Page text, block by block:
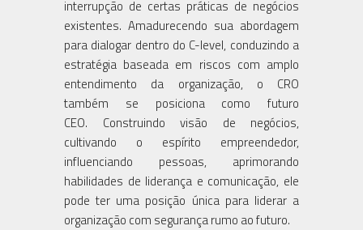
interrupção de certas práticas de negócios
existentes. Amadurecendo sua abordagem
para dialogar dentro do C-level, conduzindo a
estratégia baseada em riscos com amplo
entendimento da organização, o CRO
também se posiciona como futuro
CEO. Construindo visão de negócios,
cultivando o espírito empreendedor,
influenciando pessoas, aprimorando
habilidades de liderança e comunicação, ele
pode ter uma posição única para liderar a
organização com segurança rumo ao futuro.